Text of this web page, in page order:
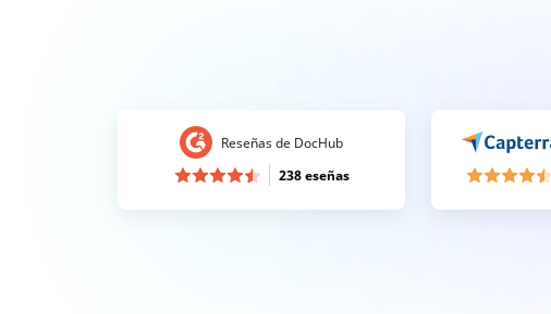
Reseñas de DocHub
238 eseñas